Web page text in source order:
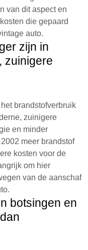
van dit aspect en
die gepaard
auto.
zijn in
zuinigere
brandstofverbruik
zuinigere
en minder
meer brandstof
kosten voor de
om hier
van de aanschaf
botsingen en